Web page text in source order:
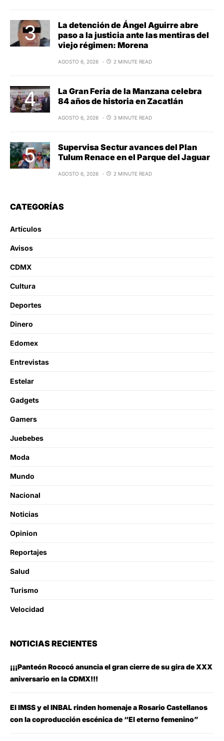
La detención de Ángel Aguirre abre
paso a la justicia ante las mentiras del
viejo régimen: Morena
AGOSTO 6, 2026 2 MINUTE READ
La Gran Feria de la Manzana celebra
84 años de historia en Zacatlán
AGOSTO 6, 2026 3 MINUTE READ
Supervisa Sectur avances del Plan
Tulum Renace en el Parque del Jaguar
AGOSTO 6, 2026 2 MINUTE READ
CATEGORÍAS
Artículos
Avisos
CDMX
Cultura
Deportes
Dinero
Edomex
Entrevistas
Estelar
Gadgets
Gamers
Juebebes
Moda
Mundo
Nacional
Noticias
Opinion
Reportajes
Salud
Turismo
Velocidad
NOTICIAS RECIENTES
¡¡¡Panteón Rococó anuncia el gran cierre de su gira de XXX
aniversario en la CDMX!!!
El IMSS y el INBAL rinden homenaje a Rosario Castellanos
con la coproducción escénica de “El eterno femenino”